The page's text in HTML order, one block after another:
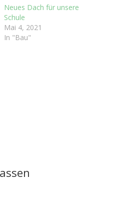
Neues Dach für unsere
Schule
Mai 4, 2021
In "Bau"